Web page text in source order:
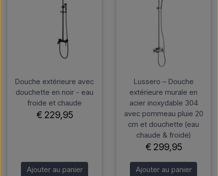
Douche extérieure avec
douchette en noir - eau
froide et chaude
€ 229,95
Ajouter au panier
Lussero – Douche
extérieure murale en
acier inoxydable 304
avec pommeau pluie 20
cm et douchette (eau
chaude & froide)
€ 299,95
Ajouter au panier